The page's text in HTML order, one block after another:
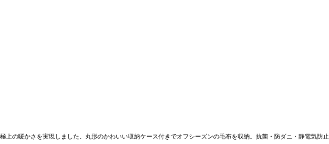
の暖かさを実現しました。丸形のかわいい収納ケース付きでオフシーズンの毛布を収納。抗菌・防ダニ・静電気防止